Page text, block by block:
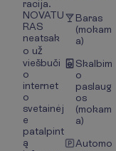
racija.
NOVATU
RAS
neatsak
o už
viešbuči
o
internet
o
svetainėj
e
patalpint
ą
Baras
(mokam
a)
Skalbim
o
paslaug
os
(mokam
a)
Automo